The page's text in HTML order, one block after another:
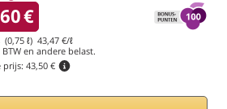
€
ℓ) 43,47 €/ℓ
BTW en andere belast.
prijs: 43,50 €